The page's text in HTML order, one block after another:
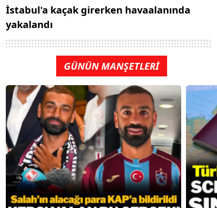
İstabul'a kaçak girerken havaalanında
yakalandı
GÜNÜN MANŞETLERİ